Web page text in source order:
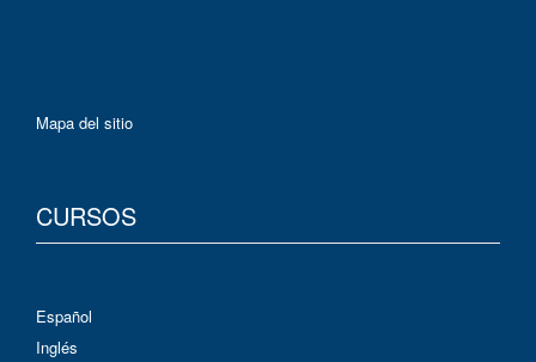
Mapa del sitio
CURSOS
Español
Inglés